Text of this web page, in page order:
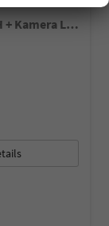
ST Line X 1.0 7AT / Winterpaket PDC V&H + Kamera LED Kurvenlicht Alu 17"